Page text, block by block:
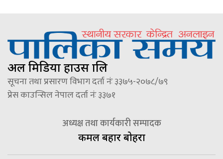
अल मिडिया हाउस प्रालि
सूचना तथा प्रसारण विभाग दर्ता नंः ३३७५-२०७८/७९
प्रेस काउन्सिल नेपाल दर्ता नंः ३३७१
अध्यक्ष तथा कार्यकारी सम्पादक
कमल बहादुर बोहरा